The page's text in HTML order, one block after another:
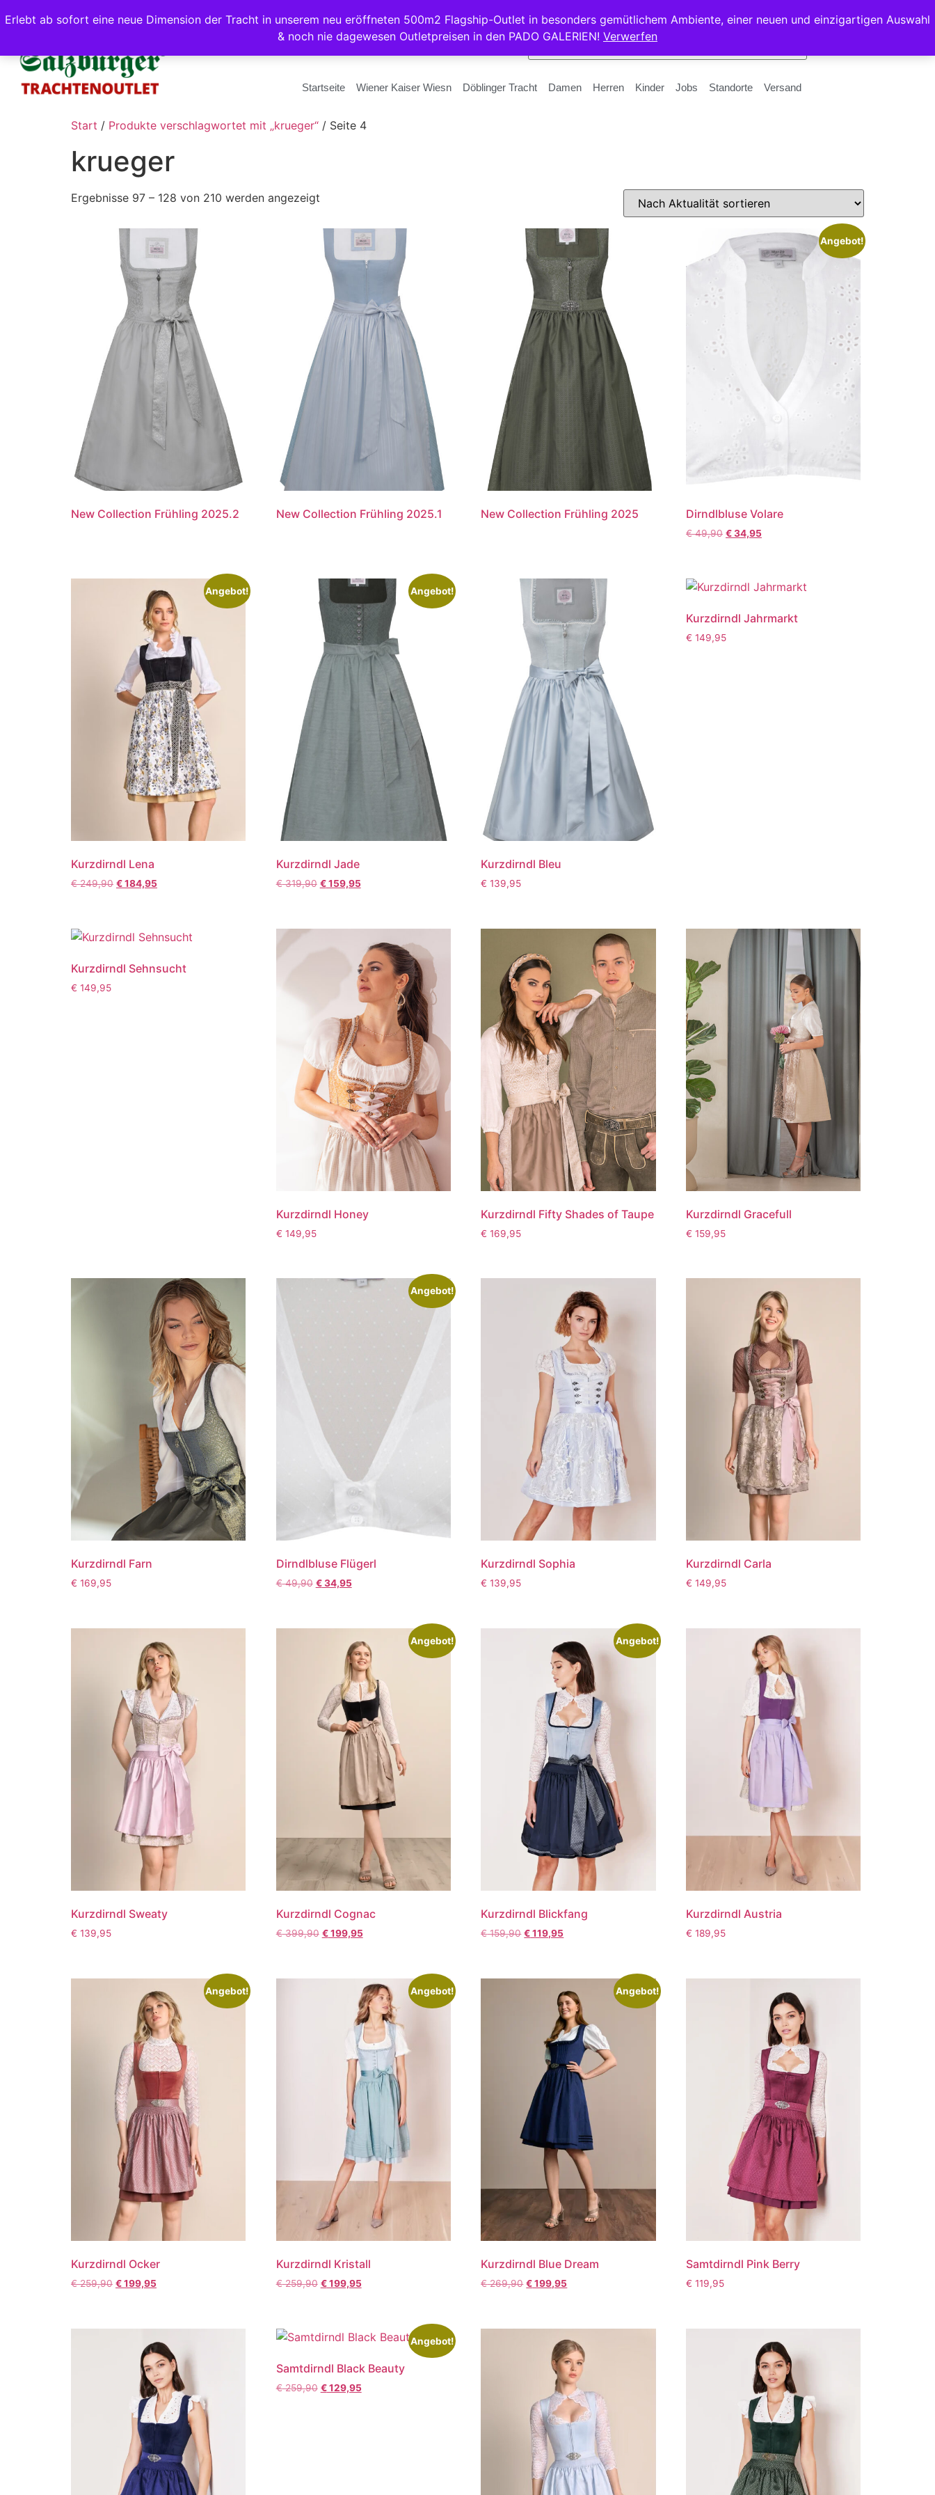
Erlebt ab sofort eine neue Dimension der Tracht in unserem neu eröffneten 500m2 Flagship-Outlet in besonders gemütlichem Ambiente, einer neuen und einzigartigen Auswahl
& noch nie dagewesen Outletpreisen in den PADO GALERIEN! Verwerfen
Startseite Wiener Kaiser Wiesn Döblinger Tracht Damen Herren Kinder Jobs Standorte Versand
Start / Produkte verschlagwortet mit „krueger“ / Seite 4
krueger
Ergebnisse 97 – 128 von 210 werden angezeigt
New Collection Frühling 2025.2 New Collection Frühling 2025.1 New Collection Frühling 2025
Angebot!
Dirndlbluse Volare
€49,90 €34,95
Angebot!
Kurzdirndl Lena
€249,90 €184,95
Angebot!
Kurzdirndl Jade
€319,90 €159,95
Kurzdirndl Bleu
€ 139,95
Kurzdirndl Jahrmarkt
€ 149,95
Kurzdirndl Sehnsucht
€ 149,95
Kurzdirndl Honey
€ 149,95
Kurzdirndl Fifty Shades of Taupe
€ 169,95
Kurzdirndl Gracefull
€ 159,95
Kurzdirndl Farn
€ 169,95
Angebot!
Dirndlbluse Flügerl
€49,90 €34,95
Kurzdirndl Sophia
€ 139,95
Kurzdirndl Carla
€ 149,95
Kurzdirndl Sweaty
€ 139,95
Angebot!
Kurzdirndl Cognac
€399,90 €199,95
Angebot!
Kurzdirndl Blickfang
€159,90 €119,95
Kurzdirndl Austria
€ 189,95
Angebot!
Kurzdirndl Ocker
€259,90 €199,95
Angebot!
Kurzdirndl Kristall
€259,90 €199,95
Angebot!
Kurzdirndl Blue Dream
€269,90 €199,95
Samtdirndl Pink Berry
€ 119,95
Angebot!
Samtdirndl Black Beauty
€259,90 €129,95